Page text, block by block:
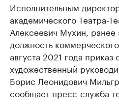
Исполнительным
академического Театра-
Алексеевич Мухин,
должность
августа 2021 года
художественный
Борис Леонидович
сообщает пресс-служба